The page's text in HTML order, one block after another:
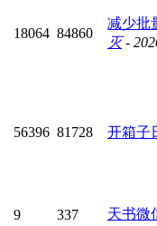
18064 84860
减少批
灭-
56396 81728 开箱子
9 337 天书微